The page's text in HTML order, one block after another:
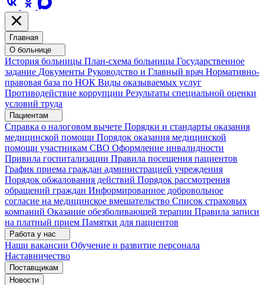
Главная
О больнице
История больницы План-схема больницы Государственное
задание Документы Руководство и Главный врач Нормативно-
правовая база по НОК Виды оказываемых услуг
Противодействие коррупции Результаты специальной оценки
условий труда
Пациентам
Справка о налоговом вычете Порядки и стандарты оказания
медицинской помощи Порядок оказания медицинской
помощи участникам СВО Оформление инвалидности
Привила госпитализации Правила посещения пациентов
График приема граждан администрацией учреждения
Порядок обжалования действий Порядок рассмотрения
обращений граждан Информированное добровольное
согласие на медицинское вмешательство Список страховых
компаний Оказание обезболивающей терапии Правила записи
на платный прием Памятки для пациентов
Работа у нас
Наши вакансии Обучение и развитие персонала
Наставничество
Поставщикам
Новости